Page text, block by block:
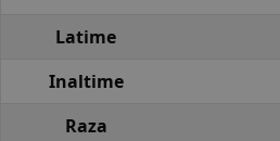
Latime
Inaltime
Raza